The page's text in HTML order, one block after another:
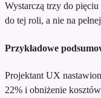
Wystarczą trzy do
do tej roli, a nie na
Przykładowe
Projektant UX
22% i obniżenie